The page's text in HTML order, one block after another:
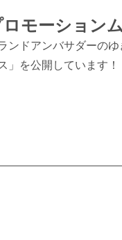
ロモーション
ンドアンバサダーの
」を公開しています！